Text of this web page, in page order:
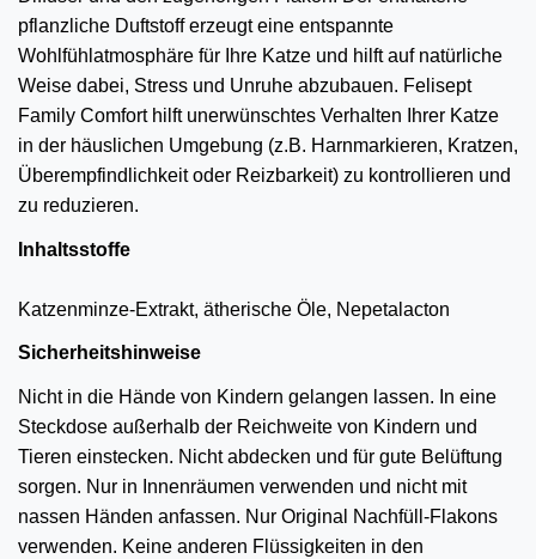
pflanzliche Duftstoff erzeugt eine entspannte
Wohlfühlatmosphäre für Ihre Katze und hilft auf natürliche
Weise dabei, Stress und Unruhe abzubauen. Felisept
Family Comfort hilft unerwünschtes Verhalten Ihrer Katze
in der häuslichen Umgebung (z.B. Harnmarkieren, Kratzen,
Überempfindlichkeit oder Reizbarkeit) zu kontrollieren und
zu reduzieren.
Inhaltsstoffe
Katzenminze-Extrakt, ätherische Öle, Nepetalacton
Sicherheitshinweise
Nicht in die Hände von Kindern gelangen lassen. In eine
Steckdose außerhalb der Reichweite von Kindern und
Tieren einstecken. Nicht abdecken und für gute Belüftung
sorgen. Nur in Innenräumen verwenden und nicht mit
nassen Händen anfassen. Nur Original Nachfüll-Flakons
verwenden. Keine anderen Flüssigkeiten in den